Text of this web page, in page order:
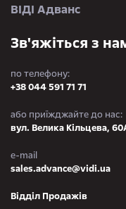
ВІДІ Адванс
Зв'яжіться з
по телефону:
+38 044 591 71 71
або приїжджайте до нас:
вул. Велика Кільцева,
e-mail
sales.advance@vidi.ua
Відділ Продажів